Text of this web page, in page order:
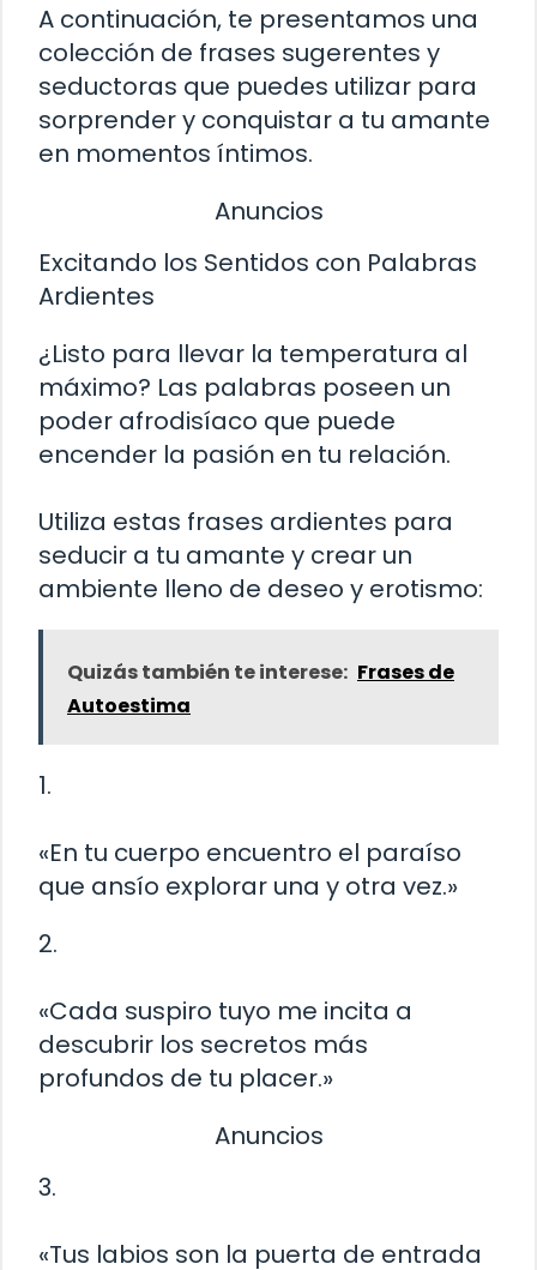
A continuación, te presentamos una
colección de frases sugerentes y
seductoras que puedes utilizar para
sorprender y conquistar a tu amante
en momentos íntimos.
Anuncios
Excitando los Sentidos con Palabras
Ardientes
¿Listo para llevar la temperatura al
máximo? Las palabras poseen un
poder afrodisíaco que puede
encender la pasión en tu relación.
Utiliza estas frases ardientes para
seducir a tu amante y crear un
ambiente lleno de deseo y erotismo:
Quizás también te interese: Frases de
Autoestima
1.
«En tu cuerpo encuentro el paraíso
que ansío explorar una y otra vez.»
2.
«Cada suspiro tuyo me incita a
descubrir los secretos más
profundos de tu placer.»
Anuncios
3.
«Tus labios son la puerta de entrada